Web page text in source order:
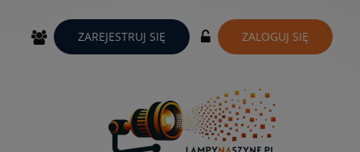
ZAREJESTRUJ SIĘ ZALOGUJ SIĘ